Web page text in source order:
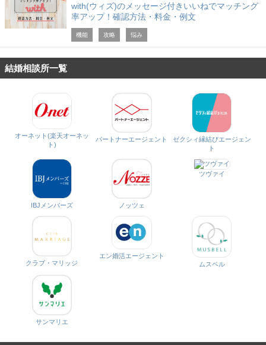
with(ウィズ)のメッセージ付きいいねでマッチング
率アップ！確認方法・料金・例文
機能 攻略 悩み
結婚相談所一覧
オーネット(楽天オーネッ
ト)
パートナーエージェント
ゼクシィ縁結びエージェン
ト
IBJメンバーズ ノッツェ
ツヴァイ
クラブ・マリッジ
エン婚活エージェント
ムスベル
サンマリエ